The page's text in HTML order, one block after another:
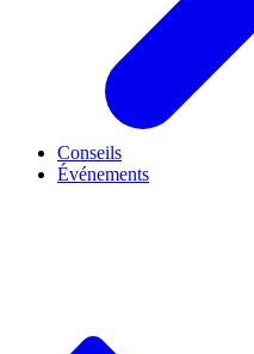
Conseils
Événements